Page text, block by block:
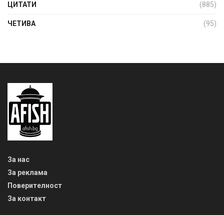
ЦИТАТИ (885)
ЧЕТИВА (95)
За нас
За реклама
Поверителност
За контакт